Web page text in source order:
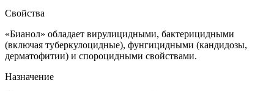
Свойства
«Бианол» обладает вирулицидными, бактерицидными
(включая туберкулоцидные), фунгицидными (кандидозы,
дерматофитии) и спороцидными свойствами.
Назначение